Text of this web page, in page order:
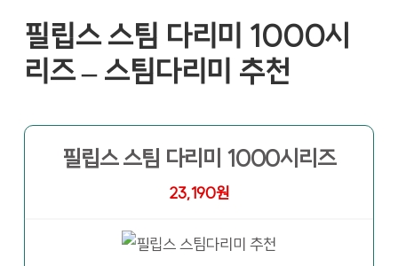
필립스 스팀 다리미 1000시
리즈 – 스팀다리미 추천
필립스 스팀 다리미 1000시리즈
23,190원